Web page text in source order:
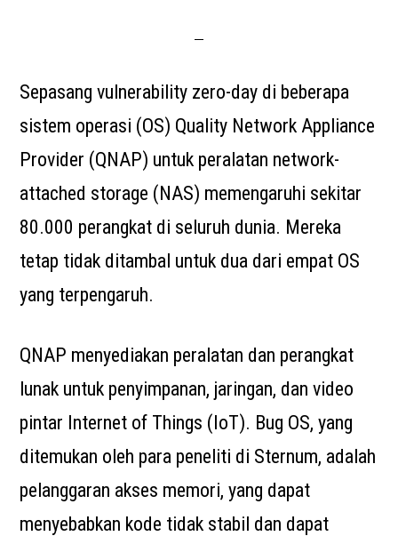
Sepasang vulnerability zero-day di beberapa
sistem operasi (OS) Quality Network Appliance
Provider (QNAP) untuk peralatan network-
attached storage (NAS) memengaruhi sekitar
80.000 perangkat di seluruh dunia. Mereka
tetap tidak ditambal untuk dua dari empat OS
yang terpengaruh.
QNAP menyediakan peralatan dan perangkat
lunak untuk penyimpanan, jaringan, dan video
pintar Internet of Things (IoT). Bug OS, yang
ditemukan oleh para peneliti di Sternum, adalah
pelanggaran akses memori, yang dapat
menyebabkan kode tidak stabil dan dapat